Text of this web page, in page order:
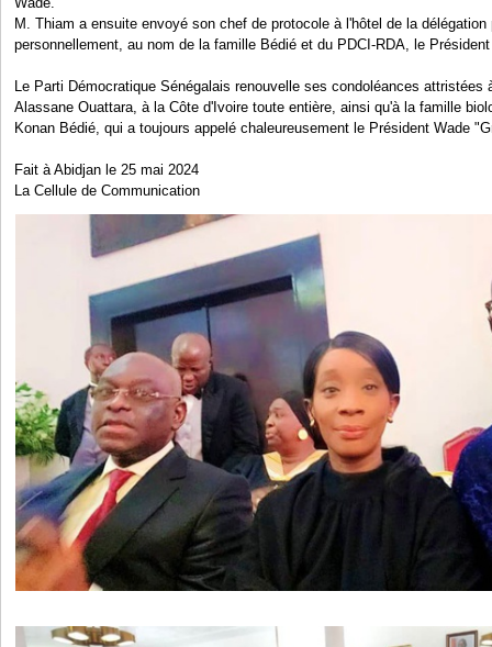
M. Thiam a ensuite envoyé son chef de protocole à l'hôtel de la délégation
personnellement, au nom de la famille Bédié et du PDCI-RDA, le
Le Parti Démocratique Sénégalais renouvelle ses condoléances
Alassane Ouattara, à la Côte d'Ivoire toute entière, ainsi qu'à la famille
Konan Bédié, qui a toujours appelé chaleureusement le Président Wade
Fait à Abidjan le 25 mai 2024
La Cellule de Communication